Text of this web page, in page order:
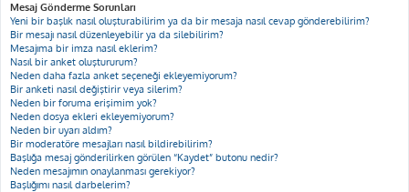
Mesaj Gönderme Sorunları
Yeni bir başlık nasıl oluşturabilirim ya da bir mesaja nasıl cevap gönderebilirim?
Bir mesajı nasıl düzenleyebilir ya da silebilirim?
Mesajıma bir imza nasıl eklerim?
Nasıl bir anket oluştururum?
Neden daha fazla anket seçeneği ekleyemiyorum?
Bir anketi nasıl değiştirir veya silerim?
Neden bir foruma erişimim yok?
Neden dosya ekleri ekleyemiyorum?
Neden bir uyarı aldım?
Bir moderatöre mesajları nasıl bildirebilirim?
Başlığa mesaj gönderilirken görülen “Kaydet” butonu nedir?
Neden mesajımın onaylanması gerekiyor?
Başlığımı nasıl darbelerim?